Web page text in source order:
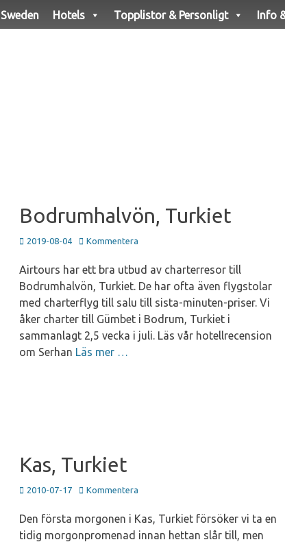
Sweden Hotels Topplistor & Personligt Info
Bodrumhalvön, Turkiet
Publicerad
2019-08-04 Kommentera
Airtours har ett bra utbud av charterresor till
Bodrumhalvön, Turkiet. De har ofta även flygstolar
med charterflyg till salu till sista-minuten-priser. Vi
åker charter till Gümbet i Bodrum, Turkiet i
sammanlagt 2,5 vecka i juli. Läs vår hotellrecension
om Serhan Läs mer …
Kas, Turkiet
Publicerad
2010-07-17 Kommentera
Den första morgonen i Kas, Turkiet försöker vi ta en
tidig morgonpromenad innan hettan slår till, men